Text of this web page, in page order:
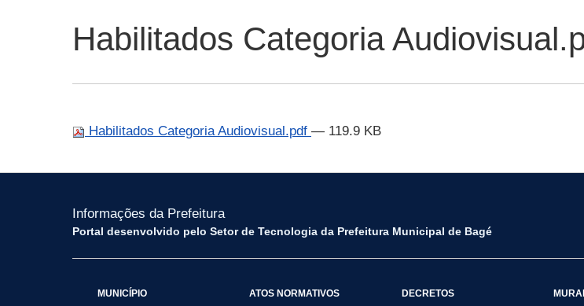
Habilitados Categoria
Habilitados Categoria Audiovisual.pdf — 119.9 KB
Informações da Prefeitura
Portal desenvolvido pelo Setor de Tecnologia da Prefeitura Municipal de Bagé
MUNICÍPIO ATOS NORMATIVOS DECRETOS